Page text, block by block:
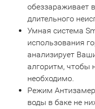
обеззараживает
длительного
Умная система
использования
анализирует
алгоритм, чтобы
необходимо.
Режим
воды в баке не